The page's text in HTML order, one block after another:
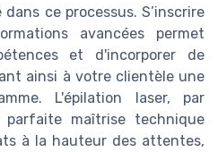
ce processus. S’inscrire
avancées permet
et d'incorporer de
ainsi à votre clientèle une
L'épilation laser, par
parfaite maîtrise technique
à la hauteur des attentes,